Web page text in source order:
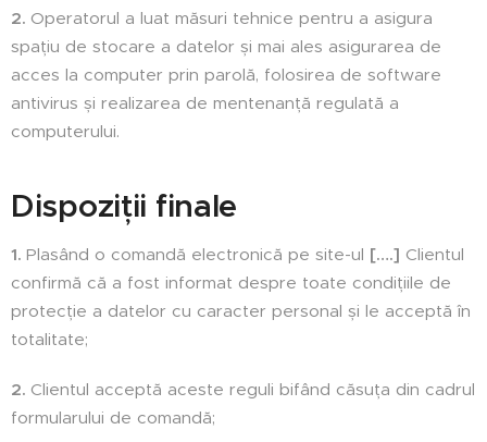
2. Operatorul a luat măsuri tehnice pentru a asigura
spațiu de stocare a datelor și mai ales asigurarea de
acces la computer prin parolă, folosirea de software
antivirus și realizarea de mentenanță regulată a
computerului.
Dispoziții finale
1. Plasând o comandă electronică pe site-ul [….] Clientul
confirmă că a fost informat despre toate condițiile de
protecție a datelor cu caracter personal și le acceptă în
totalitate;
2. Clientul acceptă aceste reguli bifând căsuța din cadrul
formularului de comandă;